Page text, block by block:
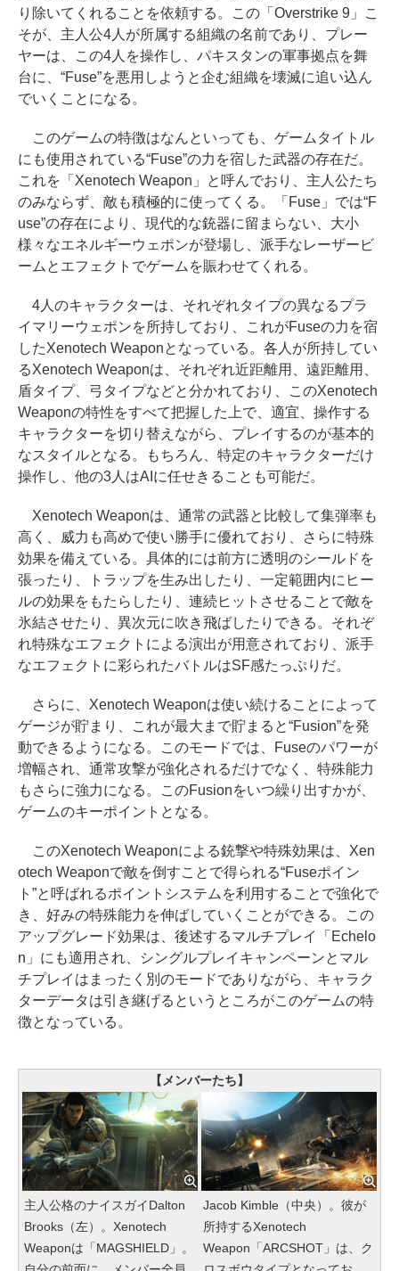
り除いてくれることを依頼する。この「Overstrike 9」こ
そが、主人公4人が所属する組織の名前であり、プレー
ヤーは、この4人を操作し、パキスタンの軍事拠点を舞
台に、“Fuse”を悪用しようと企む組織を壊滅に追い込ん
でいくことになる。
このゲームの特徴はなんといっても、ゲームタイトル
にも使用されている“Fuse”の力を宿した武器の存在だ。
これを「Xenotech Weapon」と呼んでおり、主人公たち
のみならず、敵も積極的に使ってくる。「Fuse」では“F
use”の存在により、現代的な銃器に留まらない、大小
様々なエネルギーウェポンが登場し、派手なレーザービ
ームとエフェクトでゲームを賑わせてくれる。
4人のキャラクターは、それぞれタイプの異なるプラ
イマリーウェポンを所持しており、これがFuseの力を宿
したXenotech Weaponとなっている。各人が所持してい
るXenotech Weaponは、それぞれ近距離用、遠距離用、
盾タイプ、弓タイプなどと分かれており、このXenotech
Weaponの特性をすべて把握した上で、適宜、操作する
キャラクターを切り替えながら、プレイするのが基本的
なスタイルとなる。もちろん、特定のキャラクターだけ
操作し、他の3人はAIに任せきることも可能だ。
Xenotech Weaponは、通常の武器と比較して集弾率も
高く、威力も高めで使い勝手に優れており、さらに特殊
効果を備えている。具体的には前方に透明のシールドを
張ったり、トラップを生み出したり、一定範囲内にヒー
ルの効果をもたらしたり、連続ヒットさせることで敵を
氷結させたり、異次元に吹き飛ばしたりできる。それぞ
れ特殊なエフェクトによる演出が用意されており、派手
なエフェクトに彩られたバトルはSF感たっぷりだ。
さらに、Xenotech Weaponは使い続けることによって
ゲージが貯まり、これが最大まで貯まると“Fusion”を発
動できるようになる。このモードでは、Fuseのパワーが
増幅され、通常攻撃が強化されるだけでなく、特殊能力
もさらに強力になる。このFusionをいつ繰り出すかが、
ゲームのキーポイントとなる。
このXenotech Weaponによる銃撃や特殊効果は、Xen
otech Weaponで敵を倒すことで得られる“Fuseポイン
ト”と呼ばれるポイントシステムを利用することで強化で
き、好みの特殊能力を伸ばしていくことができる。この
アップグレード効果は、後述するマルチプレイ「Echelo
n」にも適用され、シングルプレイキャンペーンとマル
チプレイはまったく別のモードでありながら、キャラク
ターデータは引き継げるというところがこのゲームの特
徴となっている。
【メンバーたち】
主人公格のナイスガイDalton
Brooks（左）。Xenotech
Weaponは「MAGSHIELD」。
Jacob Kimble（中央）。彼が
所持するXenotech
Weapon「ARCSHOT」は、ク